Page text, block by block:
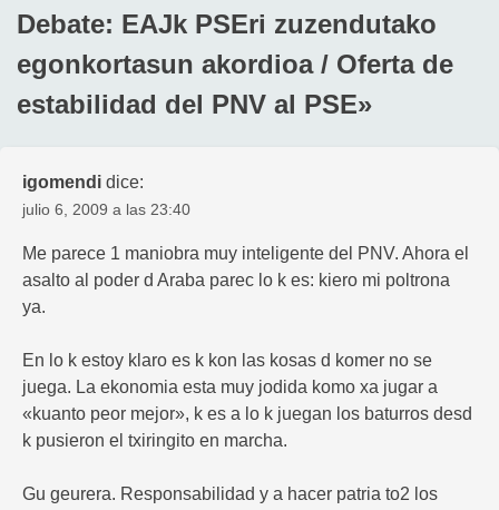
Debate: EAJk PSEri zuzendutako
egonkortasun akordioa / Oferta de
estabilidad del PNV al PSE»
igomendi dice:
julio 6, 2009 a las 23:40
Me parece 1 maniobra muy inteligente del PNV. Ahora el
asalto al poder d Araba parec lo k es: kiero mi poltrona
ya.
En lo k estoy klaro es k kon las kosas d komer no se
juega. La ekonomia esta muy jodida komo xa jugar a
«kuanto peor mejor», k es a lo k juegan los baturros desd
k pusieron el txiringito en marcha.
Gu geurera. Responsabilidad y a hacer patria to2 los